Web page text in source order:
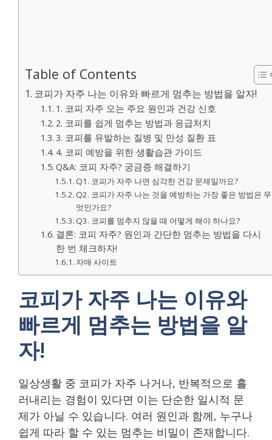
Table of Contents
코피가 자주 나는 이유와 빠르게 멈추는 방법을 알자!
1. 코피 자주 오는 주요 원인과 건강 신호
2. 코피를 쉽게 멈추는 방법과 응급처치
3. 코피를 유발하는 질병 및 만성 질환 표
4. 코피 예방을 위한 생활습관 가이드
Q&A: 코피 자주? 궁금증 해결하기
Q1. 코피가 자주 나면 심각한 건강 문제일까요?
Q2. 코피가 자주 나는 것을 예방하는 가장 좋은 방법은 무
엇인가요?
Q3. 코피를 멈추지 않을 때 어떻게 해야 하나요?
결론: 코피 자주? 원인과 간단한 멈추는 방법을 다시
한 번 체크하자!
자매 사이트
코피가 자주 나는 이유와
빠르게 멈추는 방법을 알
자!
일상생활 중 코피가 자주 나거나, 반복적으로 흘
러내리는 경험이 있다면 이는 단순한 일시적 문
제가 아닐 수 있습니다. 여러 원인과 함께, 누구나
쉽게 따라 할 수 있는 멈추는 비밀이 존재합니다.